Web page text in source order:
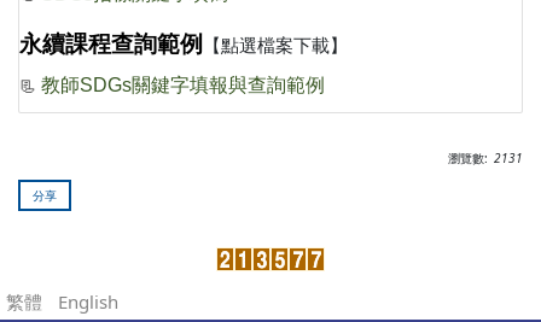
永續課程查詢範例 【點選檔案下載】
📃 教師SDGs關鍵字填報與查詢範例
瀏覽數: 2131
分享
繁體 English